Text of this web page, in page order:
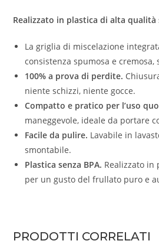
Realizzato in plastica di alta qualità
La griglia di miscelazione
consistenza spumosa e cremosa,
100% a prova di perdite.
niente schizzi, niente gocce.
Compatto e pratico per l’uso
maneggevole, ideale da portare
Facile da pulire. Lavabile in
smontabile.
Plastica senza BPA. Realizzato in
per un gusto del frullato puro e
PRODOTTI CORRELATI